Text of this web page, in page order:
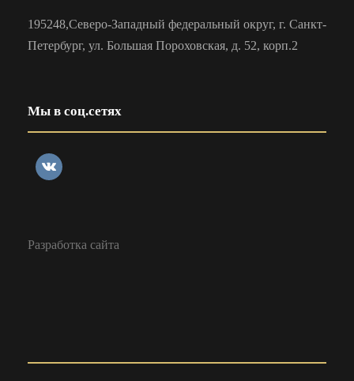
195248,Северо-Западный федеральный округ, г. Санкт-
Петербург, ул. Большая Пороховская, д. 52, корп.2
Мы в соц.сетях
Разработка сайта